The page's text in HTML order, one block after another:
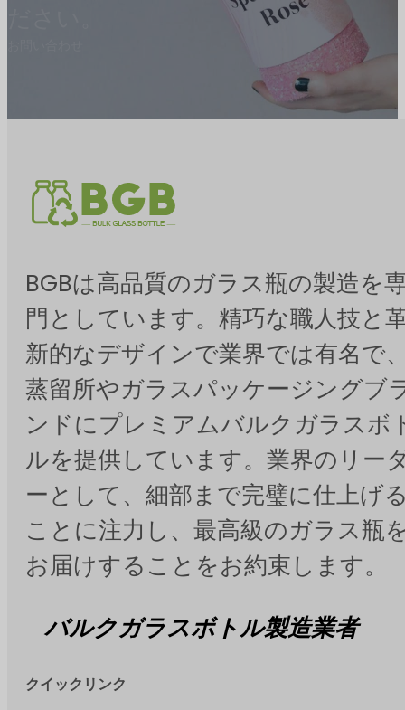
BGBは高品質のガラス瓶の製造を
門としています。精巧な職人技と
新的なデザインで業界では有名で
蒸留所やガラスパッケージングブ
ンドにプレミアムバルクガラスボ
ルを提供しています。業界のリー
ーとして、細部まで完璧に仕上げ
ことに注力し、最高級のガラス瓶
お届けすることをお約束します。
バルクガラスボトル製造業者
クイックリンク